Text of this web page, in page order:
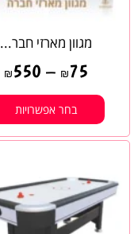
מגוון מארזי חבר...
₪ 75
–
₪ 550
בחר אפשרויות